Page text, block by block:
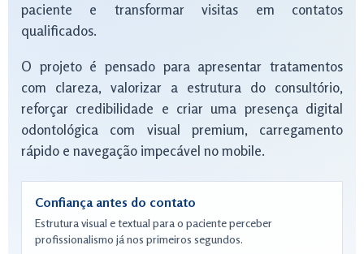
paciente e transformar visitas em contatos
qualificados.
O projeto é pensado para apresentar tratamentos
com clareza, valorizar a estrutura do consultório,
reforçar credibilidade e criar uma presença digital
odontológica com visual premium, carregamento
rápido e navegação impecável no mobile.
Confiança antes do contato
Estrutura visual e textual para o paciente perceber
profissionalismo já nos primeiros segundos.